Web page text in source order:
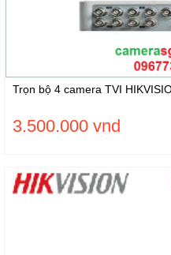
Trọn bộ 4 camera TVI
3.500.000 vnd